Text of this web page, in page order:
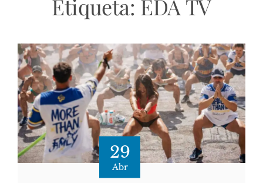
Etiqueta: EDA TV
29
Abr